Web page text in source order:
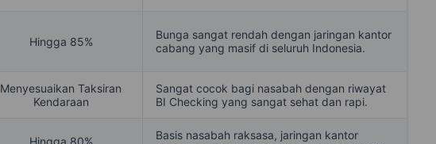
Hingga 85%
Bunga sangat rendah dengan jaringan kantor
cabang yang masif di seluruh Indonesia.
Menyesuaikan Taksiran
Kendaraan
Sangat cocok bagi nasabah dengan riwayat
BI Checking yang sangat sehat dan rapi.
Hingga 80%
Basis nasabah raksasa, jaringan kantor